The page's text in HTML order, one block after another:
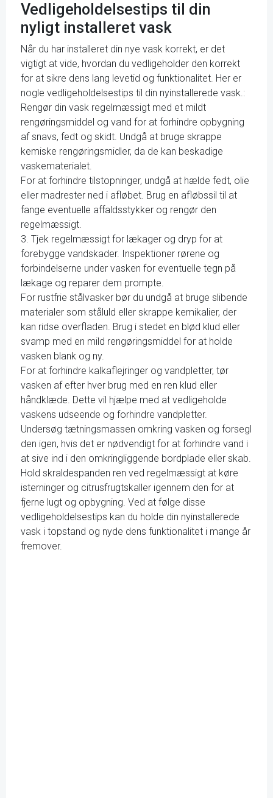
Vedligeholdelsestips til din
nyligt installeret vask
Når du har installeret din nye vask korrekt, er det
vigtigt at vide, hvordan du vedligeholder den korrekt
for at sikre dens lang levetid og funktionalitet. Her er
nogle vedligeholdelsestips til din nyinstallerede vask.:
Rengør din vask regelmæssigt med et mildt
rengøringsmiddel og vand for at forhindre opbygning
af snavs, fedt og skidt. Undgå at bruge skrappe
kemiske rengøringsmidler, da de kan beskadige
vaskematerialet.
For at forhindre tilstopninger, undgå at hælde fedt, olie
eller madrester ned i afløbet. Brug en afløbssil til at
fange eventuelle affaldsstykker og rengør den
regelmæssigt.
3. Tjek regelmæssigt for lækager og dryp for at
forebygge vandskader. Inspektioner rørene og
forbindelserne under vasken for eventuelle tegn på
lækage og reparer dem prompte.
For rustfrie stålvasker bør du undgå at bruge slibende
materialer som ståluld eller skrappe kemikalier, der
kan ridse overfladen. Brug i stedet en blød klud eller
svamp med en mild rengøringsmiddel for at holde
vasken blank og ny.
For at forhindre kalkaflejringer og vandpletter, tør
vasken af efter hver brug med en ren klud eller
håndklæde. Dette vil hjælpe med at vedligeholde
vaskens udseende og forhindre vandpletter.
Undersøg tætningsmassen omkring vasken og forsegl
den igen, hvis det er nødvendigt for at forhindre vand i
at sive ind i den omkringliggende bordplade eller skab.
Hold skraldespanden ren ved regelmæssigt at køre
isterninger og citrusfrugtskaller igennem den for at
fjerne lugt og opbygning. Ved at følge disse
vedligeholdelsestips kan du holde din nyinstallerede
vask i topstand og nyde dens funktionalitet i mange år
fremover.